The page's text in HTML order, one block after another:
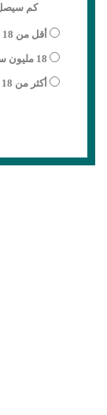
كم سيصل
أقل من 18 مليون سائح
18 مليون سائح
أكثر من 18 مليون سائح